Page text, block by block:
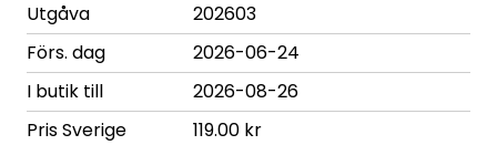
Utgåva
202603
Förs. dag
2026-06-24
I butik till
2026-08-26
Pris Sverige
119.00 kr